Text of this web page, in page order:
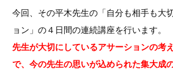
今回、その平木先生の「自分も相手も大
ョン」の４日間の連続講座を行います。
先生が大切にしているアサーションの考
で、今の先生の思いが込められた集大成